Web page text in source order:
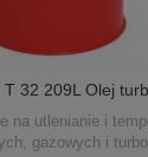
T 32 209L Olej
na utlenianie i
gazowych i